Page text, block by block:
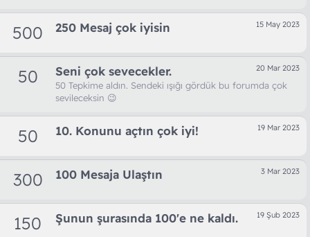
500 15 May 2023
250 Mesaj çok iyisin
50 20 Mar 2023
Seni çok sevecekler.
50 Tepkime aldın. Sendeki ışığı gördük bu forumda çok
sevileceksin 😉
50 19 Mar 2023
10. Konunu açtın çok iyi!
300 3 Mar 2023
100 Mesaja Ulaştın
150 19 Şub 2023
Şunun şurasında 100'e ne kaldı.